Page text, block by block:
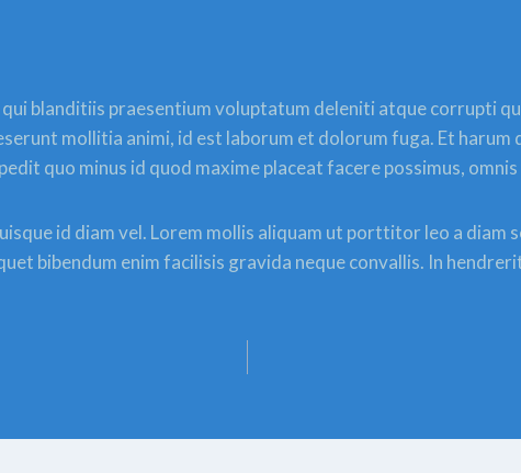
blanditiis praesentium voluptatum deleniti atque corrupti
mollitia animi, id est laborum et dolorum fuga. Et
quo minus id quod maxime placeat facere possimus,
id diam vel. Lorem mollis aliquam ut porttitor leo a
bibendum enim facilisis gravida neque convallis. In